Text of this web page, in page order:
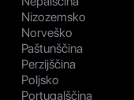
Nizozemsko
Norveško
Paštunščina
Perzijščina
Poljsko
Portugalščina